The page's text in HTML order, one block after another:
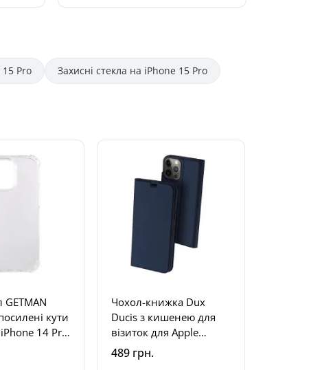
Pro Захисні стекла на iPhone 15 Pro
GETMAN
кути
14 Pro
Чохол-книжка Dux
Ducis з кишенею для
візиток для Apple
iPhone 14 Pro Max (6.7")
Синій
489 грн.